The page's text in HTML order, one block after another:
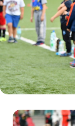
Akademia
Biznes
Dla mediów
Kibice